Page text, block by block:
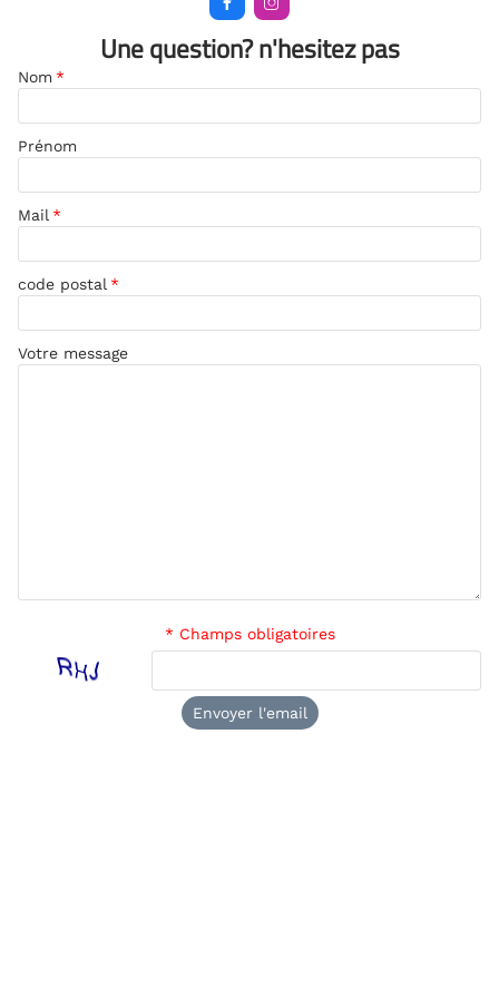
Une question? n'hesitez pas
Nom *
Prénom
Mail *
code postal *
Votre message
* Champs obligatoires
Envoyer l'email